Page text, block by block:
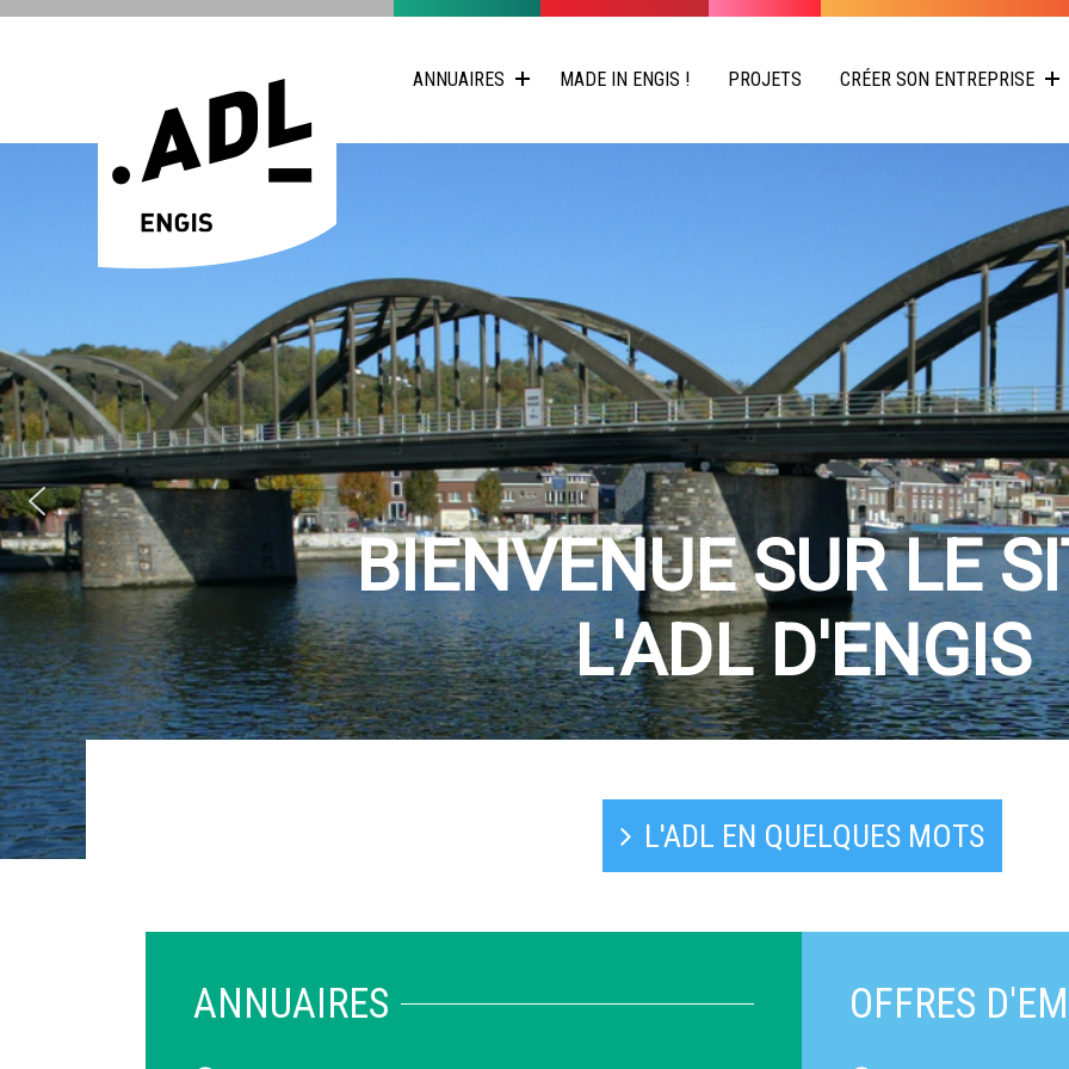
ANNUAIRES MADE IN ENGIS ! PROJETS CRÉER SON ENTREPRISE
COMMERÇANTS
ENGISSOIS
ANNUAIRE DES COMMERÇANTS
L'ADL EN QUELQUES MOTS
ANNUAIRES OFFRES